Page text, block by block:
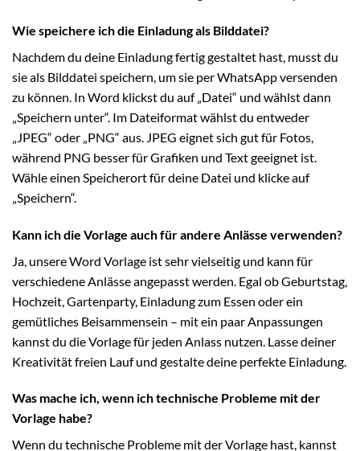
Wie speichere ich die Einladung als Bilddatei?
Nachdem du deine Einladung fertig gestaltet hast, musst du
sie als Bilddatei speichern, um sie per WhatsApp versenden
zu können. In Word klickst du auf „Datei“ und wählst dann
„Speichern unter“. Im Dateiformat wählst du entweder
„JPEG“ oder „PNG“ aus. JPEG eignet sich gut für Fotos,
während PNG besser für Grafiken und Text geeignet ist.
Wähle einen Speicherort für deine Datei und klicke auf
„Speichern“.
Kann ich die Vorlage auch für andere Anlässe verwenden?
Ja, unsere Word Vorlage ist sehr vielseitig und kann für
verschiedene Anlässe angepasst werden. Egal ob Geburtstag,
Hochzeit, Gartenparty, Einladung zum Essen oder ein
gemütliches Beisammensein – mit ein paar Anpassungen
kannst du die Vorlage für jeden Anlass nutzen. Lasse deiner
Kreativität freien Lauf und gestalte deine perfekte Einladung.
Was mache ich, wenn ich technische Probleme mit der
Vorlage habe?
Wenn du technische Probleme mit der Vorlage hast, kannst